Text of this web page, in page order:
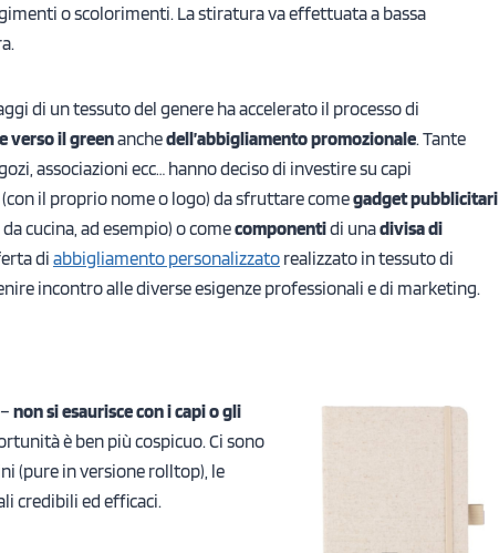
o scolorimenti. La stiratura va effettuata a bassa
di un tessuto del genere ha accelerato il processo di
verso il greenanchedell’abbigliamento promozionale. Tante
associazioni ecc… hanno deciso di investire su capi
il proprio nome o logo) da sfruttare comegadget pubblicitari
cucina, ad esempio) o comecomponentidi unadivisa di
di abbigliamento personalizzato realizzato in tessuto di
incontro alle diverse esigenze professionali e di marketing.
non si esaurisce con i capi o gli
è ben più cospicuo. Ci sono
(pure in versione rolltop), le
credibili ed efficaci.